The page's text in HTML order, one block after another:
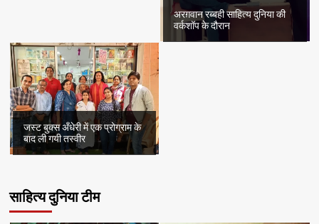
अरग़वान रब्बही साहित्य दुनिया की
वर्कशॉप के दौरान
जस्ट बुक्स अँधेरी में एक प्रोग्राम के
बाद ली गयी तस्वीर
साहित्य दुनिया टीम